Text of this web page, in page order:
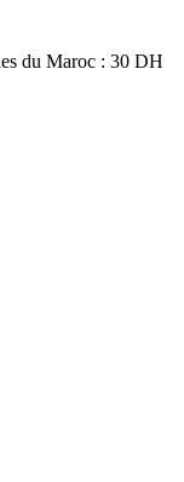
du Maroc : 30 DH